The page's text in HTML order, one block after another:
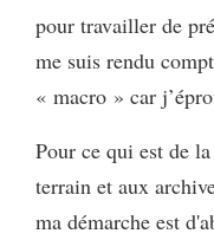
pour travailler de
me suis rendu
« macro » car
Pour ce qui est de
terrain et aux
ma démarche est